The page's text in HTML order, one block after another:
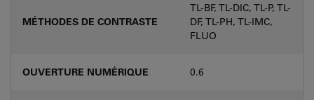
MÉTHODES DE CONTRASTE
TL-BF, TL-DIC, TL-P, TL-
DF, TL-PH, TL-IMC,
FLUO
OUVERTURE NUMÉRIQUE 0.6